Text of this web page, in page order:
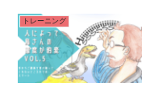
トレーニング